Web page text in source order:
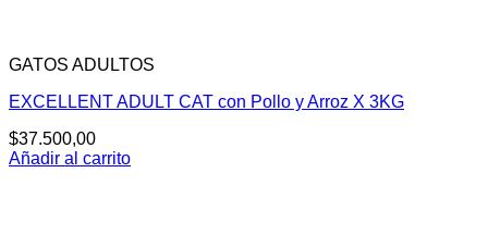
GATOS ADULTOS
EXCELLENT ADULT CAT con Pollo y Arroz X 3KG
$37.500,00
Añadir al carrito